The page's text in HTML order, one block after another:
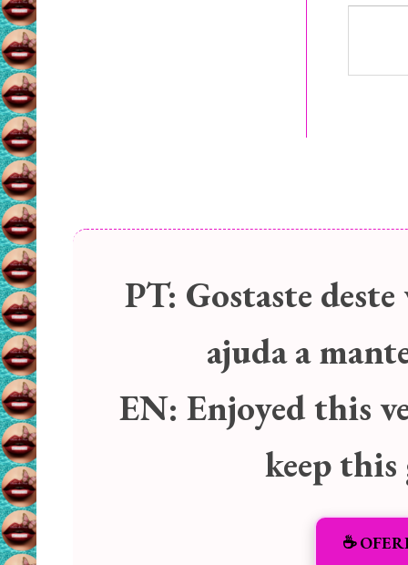
PT: Gostaste
ajuda a
EN: Enjoyed this
keep
☕️